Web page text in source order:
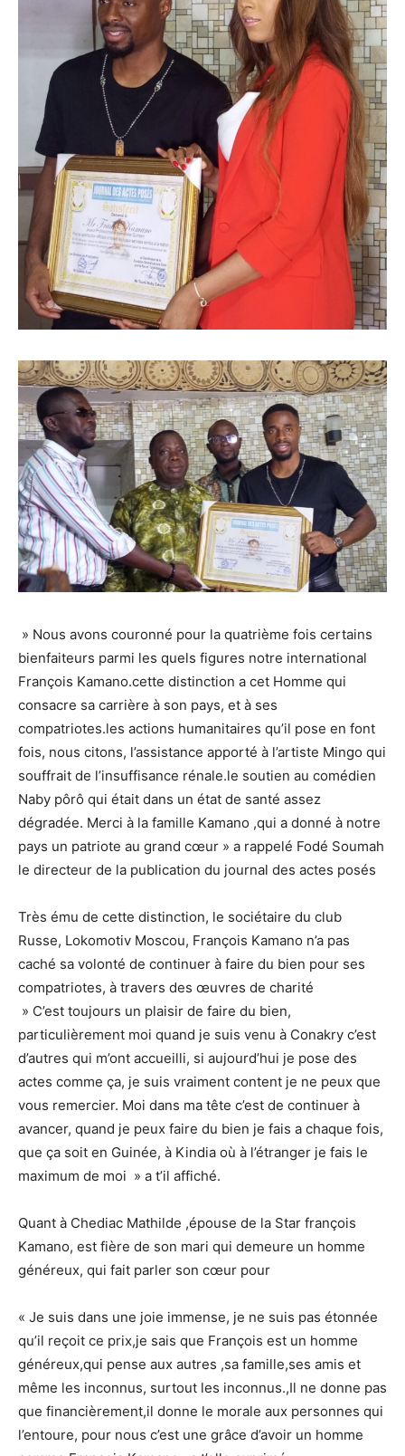
» Nous avons couronné pour la quatrième fois certains
bienfaiteurs parmi les quels figures notre international
François Kamano.cette distinction a cet Homme qui
consacre sa carrière à son pays, et à ses
compatriotes.les actions humanitaires qu’il pose en font
fois, nous citons, l’assistance apporté à l’artiste Mingo qui
souffrait de l’insuffisance rénale.le soutien au comédien
Naby pôrô qui était dans un état de santé assez
dégradée. Merci à la famille Kamano ,qui a donné à notre
pays un patriote au grand cœur » a rappelé Fodé Soumah
le directeur de la publication du journal des actes posés
Très ému de cette distinction, le sociétaire du club
Russe, Lokomotiv Moscou, François Kamano n’a pas
caché sa volonté de continuer à faire du bien pour ses
compatriotes, à travers des œuvres de charité
» C’est toujours un plaisir de faire du bien,
particulièrement moi quand je suis venu à Conakry c’est
d’autres qui m’ont accueilli, si aujourd’hui je pose des
actes comme ça, je suis vraiment content je ne peux que
vous remercier. Moi dans ma tête c’est de continuer à
avancer, quand je peux faire du bien je fais a chaque fois,
que ça soit en Guinée, à Kindia où à l’étranger je fais le
maximum de moi » a t’il affiché.
Quant à Chediac Mathilde ,épouse de la Star françois
Kamano, est fière de son mari qui demeure un homme
généreux, qui fait parler son cœur pour
« Je suis dans une joie immense, je ne suis pas étonnée
qu’il reçoit ce prix,je sais que François est un homme
généreux,qui pense aux autres ,sa famille,ses amis et
même les inconnus, surtout les inconnus.,Il ne donne pas
que financièrement,il donne le morale aux personnes qui
l’entoure, pour nous c’est une grâce d’avoir un homme